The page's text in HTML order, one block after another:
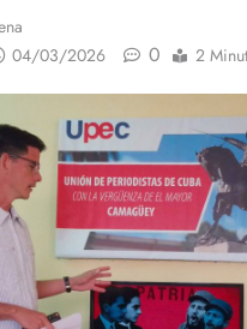
04/03/2026 0 2